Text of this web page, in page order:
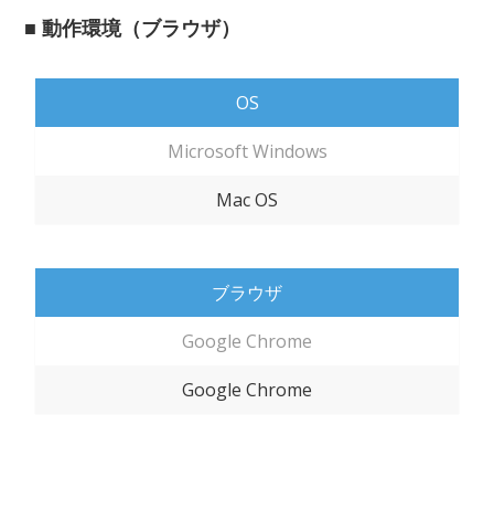
■ 動作環境（ブラウザ）
OS
Microsoft Windows
Mac OS
ブラウザ
Google Chrome
Google Chrome